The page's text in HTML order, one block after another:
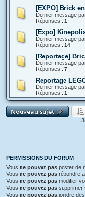
[EXPO] Brick
Dernier message
Réponses : 1
[Expo]
Dernier message
Réponses : 14
[Reportage]
Dernier message
Réponses : 7
Reportage
Dernier message
Réponses : 1
Nouveau sujet
PERMISSIONS DU FORUM
Vous ne pouvez pas poster de
Vous ne pouvez pas répondre
Vous ne pouvez pas modifier
Vous ne pouvez pas supprimer
Vous ne pouvez pas joindre